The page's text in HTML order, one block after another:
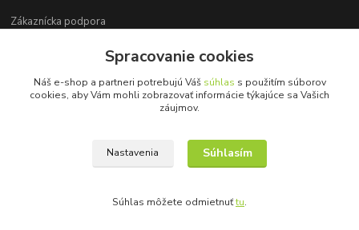
Zákaznícka podpora
info@loxprofi.sk
©2018-2024 LOXprofi - všetky práva vyhradené
Spracovanie cookies
Náš e-shop a partneri potrebujú Váš súhlas s použitím súborov
cookies, aby Vám mohli zobrazovať informácie týkajúce sa Vašich
záujmov.
Nastavenia Súhlasím
Súhlas môžete odmietnuťtu.